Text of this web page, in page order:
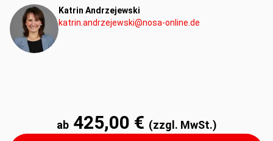
Katrin Andrzejewski
katrin.andrzejewski@nosa-online.de
ab 425,00 € (zzgl. MwSt.)